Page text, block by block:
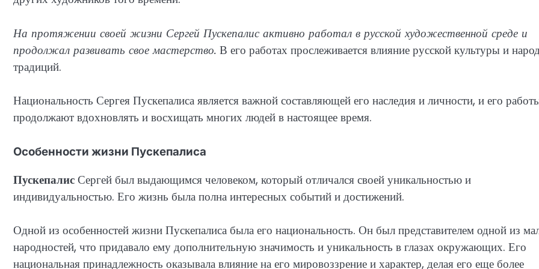
На протяжении своей жизни Сергей Пускепалис активно работал в русской художественной среде и
продолжал развивать свое мастерство. В его работах прослеживается влияние русской культуры и
традиций.
Национальность Сергея Пускепалиса является важной составляющей его наследия и личности, и его
продолжают вдохновлять и восхищать многих людей в настоящее время.
Особенности жизни Пускепалиса
ПускепалисСергей был выдающимся человеком, который отличался своей уникальностью и
индивидуальностью. Его жизнь была полна интересных событий и достижений.
Одной из особенностей жизни Пускепалиса была его национальность. Он был представителем одной из
народностей, что придавало ему дополнительную значимость и уникальность в глазах окружающих. Его
национальная принадлежность оказывала влияние на его мировоззрение и характер, делая его еще более